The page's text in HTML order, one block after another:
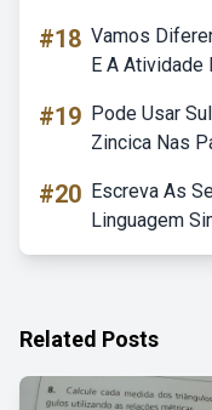
#18 Vamos
E A Atividade
#19 Pode Usar
Zincica Nas
#20 Escreva As
Linguagem
Related Posts